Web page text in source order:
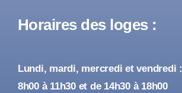
Horaires des loges :
Lundi, mardi, mercredi et vendredi :
8h00 à 11h30 et de 14h30 à 18h00